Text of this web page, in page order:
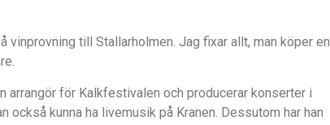
vinprovning till Stallarholmen. Jag fixar allt, man köper en
arrangör för Kalkfestivalen och producerar konserter i
också kunna ha livemusik på Kranen. Dessutom har han